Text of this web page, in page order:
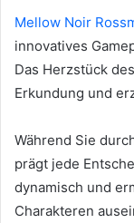
Mellow Noir
innovatives
Das Herzstück
Erkundung und
Während Sie
prägt jede
dynamisch und
Charakteren